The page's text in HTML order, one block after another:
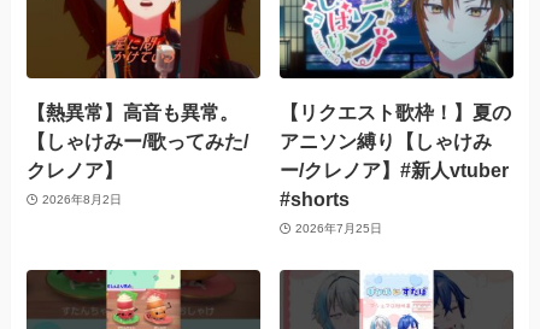
【熱異常】高音も異常。
【しゃけみー/歌ってみた/
クレノア】
2026年8月2日
【リクエスト歌枠！】夏の
アニソン縛り【しゃけみ
ー/クレノア】#新人vtuber
#shorts
2026年7月25日